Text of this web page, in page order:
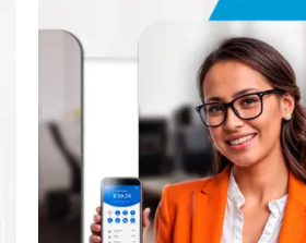
Dónde comprar Toner Hp
impresora Hp LaserJet Pro
Lima o para provincia
Tienda autorizada porHP
.
abastecerte deToner Hp 312A